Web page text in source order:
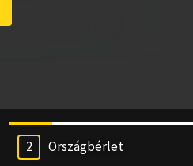
Országbérlet